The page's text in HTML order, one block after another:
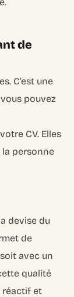
de
C’est une
pouvez
CV. Elles
la personne
devise du
de
avec un
qualité
réactif et